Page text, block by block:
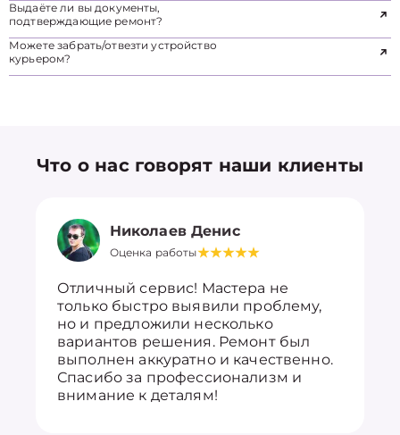
Выдаёте ли вы документы,
подтверждающие ремонт?
Можете забрать/отвезти устройство
курьером?
Что о нас говорят наши клиенты
Николаев Денис
Оценка работы
Отличный сервис! Мастера не
только быстро выявили проблему,
но и предложили несколько
вариантов решения. Ремонт был
выполнен аккуратно и качественно.
Спасибо за профессионализм и
внимание к деталям!